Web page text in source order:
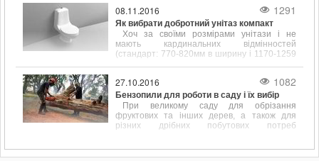
08.11.2016 1291
Як вибрати добротний унітаз компакт
Хоч за своїми розмірами унітази і не
мають кардинальних відмінностей
(стандарт: 770-820мм в ширину і 1170-1259
розміром потрібно враховувати.
27.10.2016 1082
Бензопили для роботи в саду і їх вибір
При великому саду для обрізання
фруктових та інших дерев, а також для
різних дрібних побутових потреб
для майбутнього паркану дуже до речі